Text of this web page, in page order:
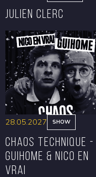
RESERVIEREN
Julien Clerc
28.05.2027 SHOW
CHAOS TECHNIQUE -
GUIHOME & NICO EN
VRAI